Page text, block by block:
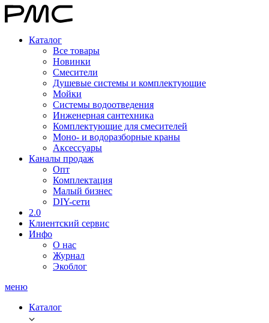
Каталог
Все товары
Новинки
Смесители
Душевые системы и комплектующие
Мойки
Системы водоотведения
Инженерная сантехника
Комплектующие для смесителей
Моно- и водоразборные краны
Аксессуары
Каналы продаж
Опт
Комплектация
Малый бизнес
DIY-сети
2.0
Клиентский сервис
Инфо
О нас
Журнал
Экоблог
меню
Каталог